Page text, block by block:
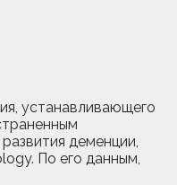
устанавливающего
деменции,
По его данным,